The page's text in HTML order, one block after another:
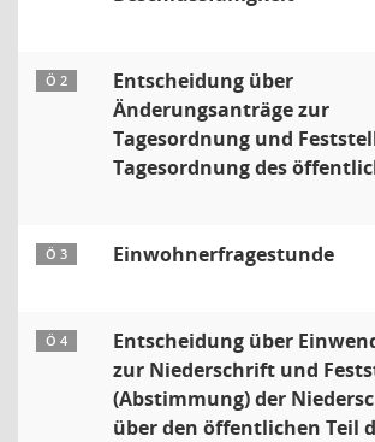
Ö 2
Entscheidung über
Änderungsanträge zur
Tagesordnung und
Tagesordnung des
Ö 3 Einwohnerfragestunde
Ö 4
Entscheidung über
zur Niederschrift und
(Abstimmung) der
über den öffentlichen Teil